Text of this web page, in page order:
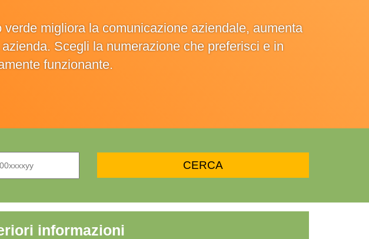
migliora la comunicazione aziendale, aumenta
Scegli la numerazione che preferisci e in
funzionante.
informazioni